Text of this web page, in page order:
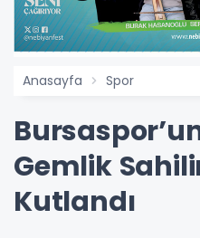
Anasayfa Spor
Bursaspor’un
Gemlik
Kutlandı